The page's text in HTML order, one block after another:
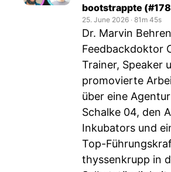
bootstrappte
25. June 2026 ‧ 81m 45s
Dr. Marvin
Feedbackdoktor
Trainer, Speaker
promovierte
über eine
Schalke 04, den
Inkubators und
Top-
thyssenkrupp in